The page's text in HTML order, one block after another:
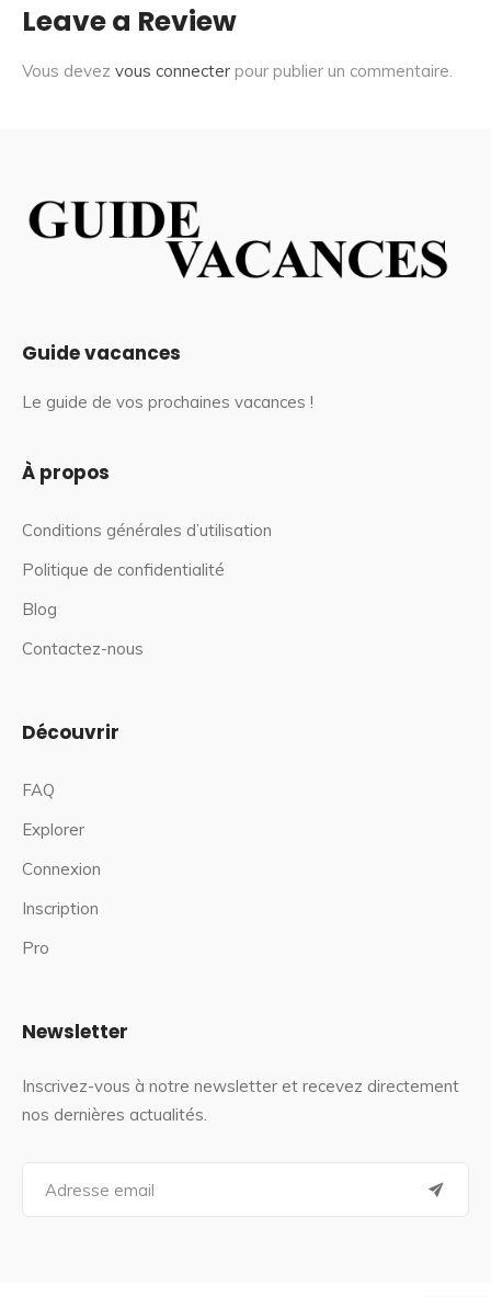
Leave a Review
Vous devez vous connecter pour publier un commentaire.
Guide vacances
Le guide de vos prochaines vacances !
À propos
Conditions générales d’utilisation
Politique de confidentialité
Blog
Contactez-nous
Découvrir
FAQ
Explorer
Connexion
Inscription
Pro
Newsletter
Inscrivez-vous à notre newsletter et recevez directement
nos dernières actualités.
a